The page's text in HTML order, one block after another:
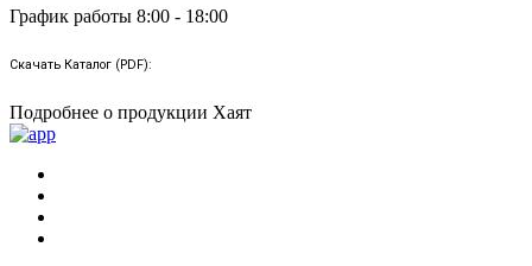
График работы 8:00 - 18:00
Скачать Каталог (PDF):
Подробнее о продукции Хаят